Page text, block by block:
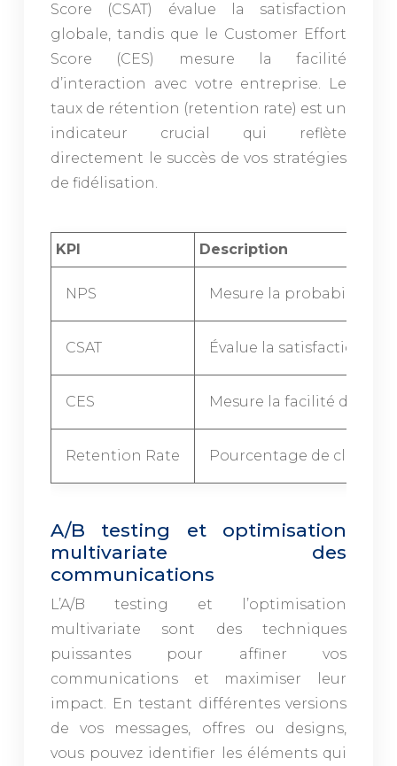
Score (CSAT) évalue la satisfaction
globale, tandis que le Customer Effort
Score (CES) mesure la facilité
d’interaction avec votre entreprise. Le
taux de rétention (retention rate) est un
indicateur crucial qui reflète
directement le succès de vos stratégies
de fidélisation.
KPI Description
NPS Mesure la probabilité
CSAT Évalue la satisfaction
CES Mesure la facilité
Retention Rate Pourcentage de clients
A/B testing et optimisation
multivariate des
communications
L’A/B testing et l’optimisation
multivariate sont des techniques
puissantes pour affiner vos
communications et maximiser leur
impact. En testant différentes versions
de vos messages, offres ou designs,
vous pouvez identifier les éléments qui